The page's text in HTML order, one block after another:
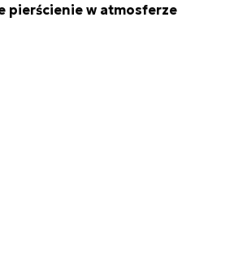
pierścienie w atmosferze